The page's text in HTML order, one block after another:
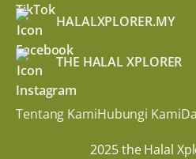
HALALXPLORER.MY
THE HALAL XPLORER
Tentang KamiHubungi Kami
2025 the Halal